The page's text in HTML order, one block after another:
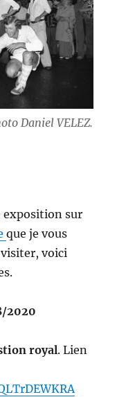
Daniel VELEZ.
exposition sur
que je vous
voici
2020
royal. Lien